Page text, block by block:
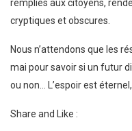
remplies aux citoyens,
cryptiques et obscures.
Nous n’attendons que les
mai pour savoir si un futur
ou non… L’espoir est
Share and Like :